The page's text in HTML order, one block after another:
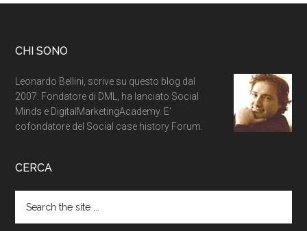
CHI SONO
Leonardo Bellini, scrive su questo blog dal
2007. Fondatore di DML, ha lanciato Social
Minds e DigitalMarketingAcademy. E'
cofondatore del Social case history Forum.
CERCA